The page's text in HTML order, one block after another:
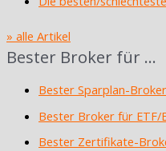
» alle Artikel
Bester Broker für …
Bester Sparplan-Broker
Bester Broker für ETF/
Bester Zertifikate-